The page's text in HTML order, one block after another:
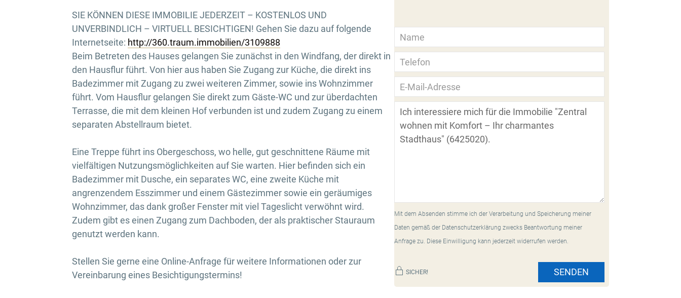
SIE KÖNNEN DIESE IMMOBILIE JEDERZEIT – KOSTENLOS UND
UNVERBINDLICH – VIRTUELL BESICHTIGEN! Gehen Sie dazu auf folgende
Internetseite: http://360.traum.immobilien/3109888
Beim Betreten des Hauses gelangen Sie zunächst in den Windfang, der direkt in
den Hausflur führt. Von hier aus haben Sie Zugang zur Küche, die direkt ins
Badezimmer mit Zugang zu zwei weiteren Zimmer, sowie ins Wohnzimmer
führt. Vom Hausflur gelangen Sie direkt zum Gäste-WC und zur überdachten
Terrasse, die mit dem kleinen Hof verbunden ist und zudem Zugang zu einem
separaten Abstellraum bietet.
Eine Treppe führt ins Obergeschoss, wo helle, gut geschnittene Räume mit
vielfältigen Nutzungsmöglichkeiten auf Sie warten. Hier befinden sich ein
Badezimmer mit Dusche, ein separates WC, eine zweite Küche mit
angrenzendem Esszimmer und einem Gästezimmer sowie ein geräumiges
Wohnzimmer, das dank großer Fenster mit viel Tageslicht verwöhnt wird.
Zudem gibt es einen Zugang zum Dachboden, der als praktischer Stauraum
genutzt werden kann.
Stellen Sie gerne eine Online-Anfrage für weitere Informationen oder zur
Vereinbarung eines Besichtigungstermins!
Mit dem Absenden stimme ich der Verarbeitung und Speicherung meiner
Daten gemäß der Datenschutzerklärung zwecks Beantwortung meiner
Anfrage zu. Diese Einwilligung kann jederzeit widerrufen werden.
SICHER! SENDEN